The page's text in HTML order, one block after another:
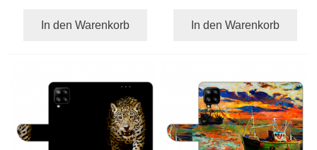
In den Warenkorb In den Warenkorb